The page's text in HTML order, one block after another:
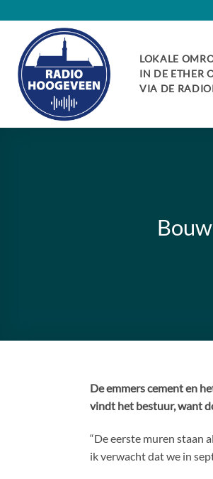
content
LOKALE
IN DE ETHER
VIA DE
De emmers cement en
vindt het bestuur, want
“De eerste muren staan
ik verwacht dat we in